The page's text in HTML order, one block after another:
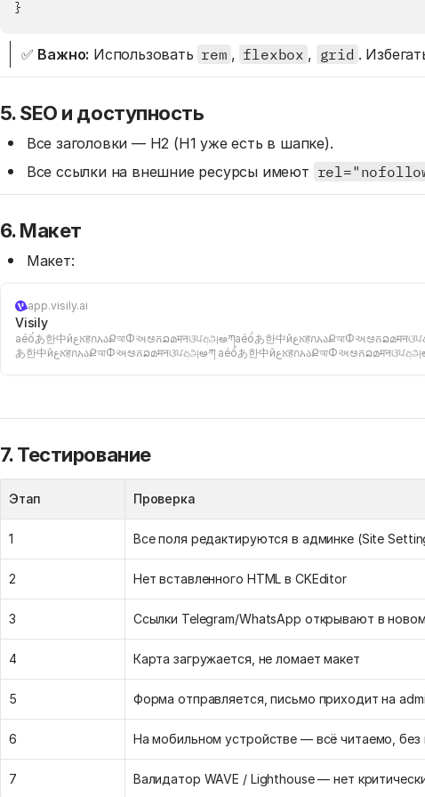
✅ Важно: Использовать rem , flexbox , grid .
5. SEO и доступность
Все заголовки — H2 (H1 уже есть в шапке).
Все ссылки на внешние ресурсы имеют
6. Макет
Макет:
app.visily.ai
Visily
aéốあ한中йאعहกአაՔআΦઅಅកລമमनଓਪඅஅఅཀaéốあ한中йאعहกአაՔআΦઅಅកລമमनଓਪඅஅఅཀ aéốあ한中йאعहกአაՔআΦઅಅកລമमनଓਪඅஅఅཀ aéố
あ한中йאعहกአაՔআΦઅಅកລമमनଓਪඅஅఅཀ aéốあ한中йאعहกአაՔআΦઅಅកລമमनଓਪඅஅఅཀaéốあ한中йאعहกአაՔআΦઅಅកລമमनଓਪඅஅఅཀ aéốあ한
7. Тестирование
Этап Проверка
1 Все поля редактируются в админке (Site
2 Нет вставленного HTML в CKEditor
3 Ссылки Telegram/WhatsApp открывают в
4 Карта загружается, не ломает макет
5 Форма отправляется, письмо приходит на
6 На мобильном устройстве — всё читаемо, без
7 Валидатор WAVE / Lighthouse — нет